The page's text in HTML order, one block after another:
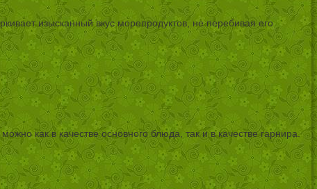
изысканный вкус морепродуктов, не перебивая его
как в качестве основного блюда, так и в качестве гарнира.